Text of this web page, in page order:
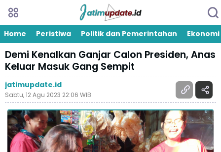
Home Peristiwa Politik dan Pemerintahan Ekonomi
Demi Kenalkan Ganjar Calon Presiden, Anas
Keluar Masuk Gang Sempit
jatimupdate.id
Sabtu, 12 Agu 2023 22:06 WIB